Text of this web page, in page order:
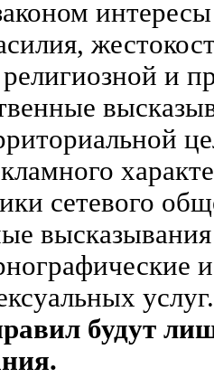
и
сетевого
услуг.
будут